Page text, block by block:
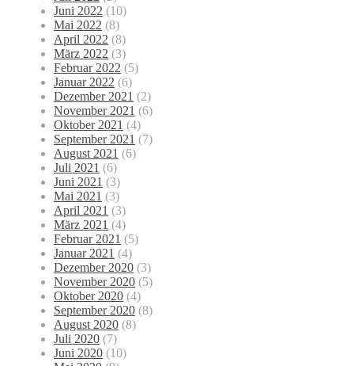
Juni 2022 (10)
Mai 2022 (8)
April 2022 (8)
März 2022 (3)
Februar 2022 (5)
Januar 2022 (6)
Dezember 2021 (2)
November 2021 (6)
Oktober 2021 (4)
September 2021 (7)
August 2021 (6)
Juli 2021 (6)
Juni 2021 (3)
Mai 2021 (3)
April 2021 (3)
März 2021 (4)
Februar 2021 (5)
Januar 2021 (4)
Dezember 2020 (3)
November 2020 (5)
Oktober 2020 (4)
September 2020 (8)
August 2020 (8)
Juli 2020 (7)
Juni 2020 (10)